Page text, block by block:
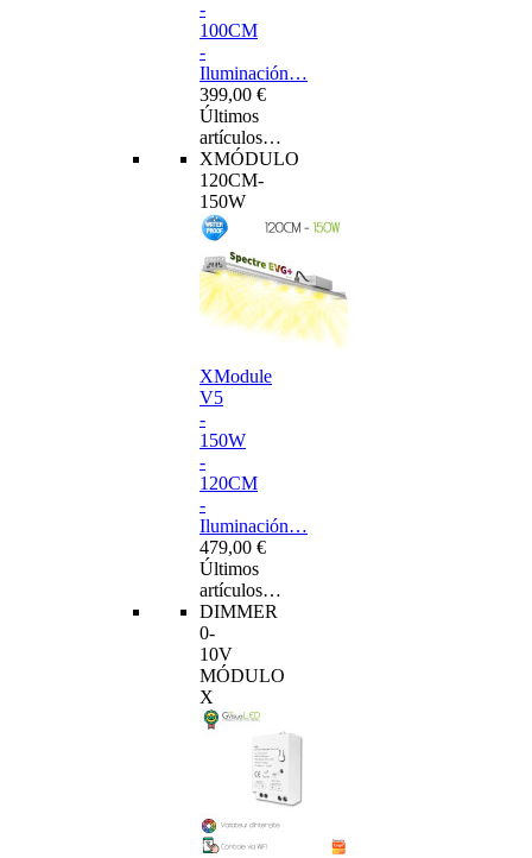
-
100CM
-
Iluminación…
399,00 €
Últimos
artículos…
XMÓDULO
120CM-
150W
XModule
V5
-
150W
-
120CM
-
Iluminación…
479,00 €
Últimos
artículos…
DIMMER
0-
10V
MÓDULO
X